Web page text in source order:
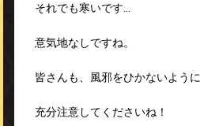
それでも寒いです…
意気地なしですね。
皆さんも、風邪をひかないように
充分注意してくださいね！